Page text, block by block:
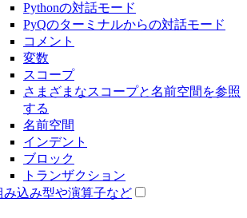
Pythonの対話モード
PyQのターミナルからの対話モード
コメント
変数
スコープ
さまざまなスコープと名前空間を参照
する
名前空間
インデント
ブロック
トランザクション
み込み型や演算子など